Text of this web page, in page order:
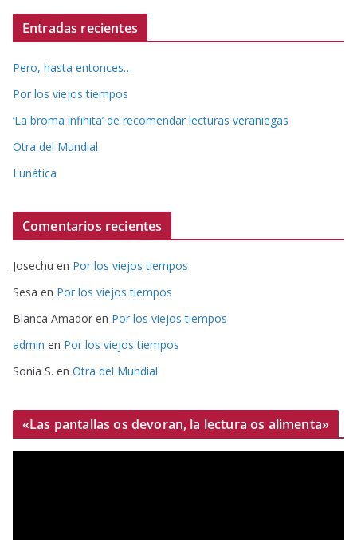
Entradas recientes
Pero, hasta entonces…
Por los viejos tiempos
‘La broma infinita’ de recomendar lecturas veraniegas
Otra del Mundial
Lunática
Comentarios recientes
Josechu en Por los viejos tiempos
Sesa en Por los viejos tiempos
Blanca Amador en Por los viejos tiempos
admin en Por los viejos tiempos
Sonia S. en Otra del Mundial
«Las pantallas os devoran, la lectura os alimenta»